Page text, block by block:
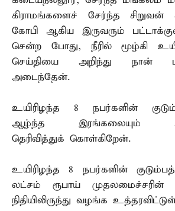
கிராமங்களைச் சேர்ந்த
கோபி ஆகிய இருவரும்
சென்ற போது, நீரில் மூழ்கி
செய்தியை அறிந்து நான்
அடைந்தேன்.
உயிரிழந்த 8 நபர்களின்
ஆழ்ந்த இரங்கலையும்
தெரிவித்துக் கொள்கிறேன்.
உயிரிழந்த 8 நபர்களின்
லட்சம் ரூபாய் முதலமைச்சரின்
நிதியிலிருந்து வழங்க